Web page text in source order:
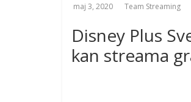
maj 3, 2020 Team Streaming
Disney Plus
kan streama